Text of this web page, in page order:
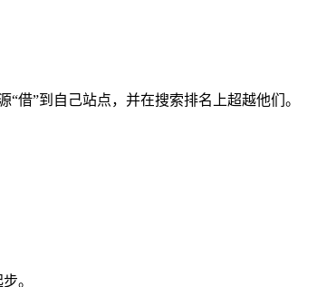
借”到自己站点，并在搜索排名上超越他们。
。